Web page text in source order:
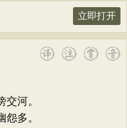
立即打开
河。
多。